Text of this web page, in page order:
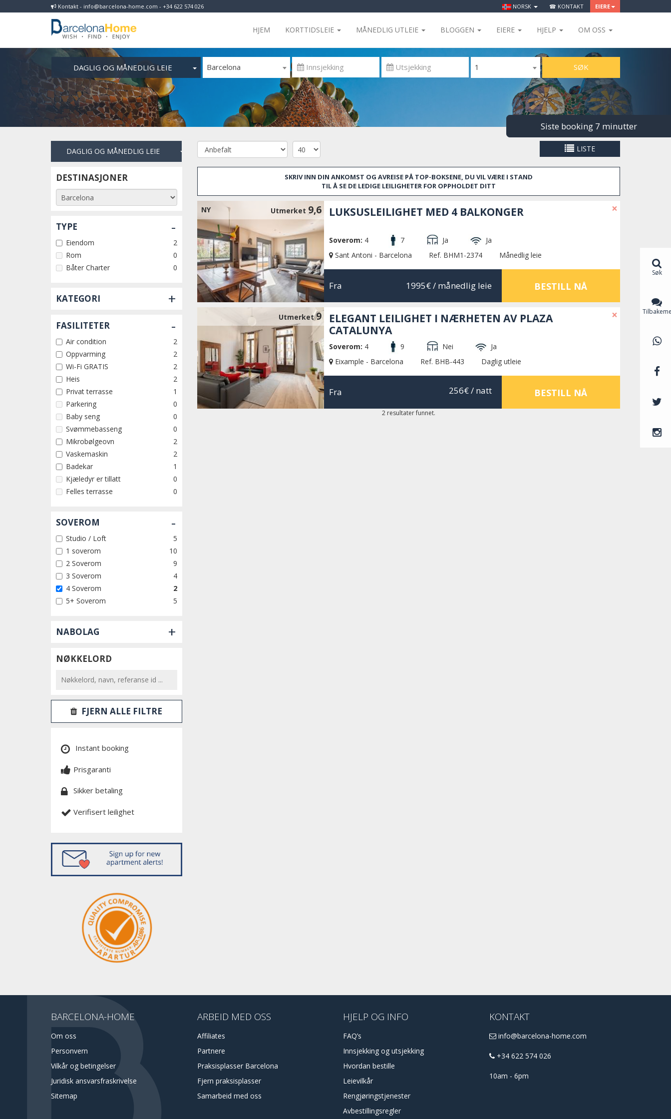
Kontakt - info@barcelona-home.com - +34 622 574 026 NORSK ☎ KONTAKT EIERE
HJEM KORTTIDSLEIE MÅNEDLIG UTLEIE BLOGGEN EIERE HJELP OM OSS
DAGLIG OG MÅNEDLIG LEIE Barcelona 1 SØK
DAGLIG OG MÅNEDLIG LEIE
DESTINASJONER
TYPE -
Eiendom
2
Rom
0
Båter Charter
0
KATEGORI +
FASILITETER -
Air condition
2
Oppvarming
2
Wi-Fi GRATIS
2
Heis
2
Privat terrasse
1
Parkering
0
Baby seng
0
Svømmebasseng
0
Mikrobølgeovn
2
Vaskemaskin
2
Badekar
1
Kjæledyr er tillatt
0
Felles terrasse
0
SOVEROM -
Studio / Loft
5
1 soverom
10
2 Soverom
9
3 Soverom
4
4 Soverom
2
5+ Soverom
5
NABOLAG +
NØKKELORD
FJERN ALLE FILTRE
Instant booking
Prisgaranti
Sikker betaling
Verifisert leilighet
LISTE
SKRIV INN DIN ANKOMST OG AVREISE PÅ TOP-BOKSENE, DU VIL VÆRE I STAND
TIL Å SE DE LEDIGE LEILIGHETER FOR OPPHOLDET DITT
NY Utmerket 9,6 ×
LUKSUSLEILIGHET MED 4 BALKONGER
Soverom: 4 7 Ja
Ja
Sant Antoni - Barcelona
Ref. BHM1-2374 Månedlig leie
Fra 1995€/ månedlig leie BESTILL NÅ
Utmerket9 ×
ELEGANT LEILIGHET I NÆRHETEN AV PLAZA
CATALUNYA
Soverom: 4 9 Nei
Ja
Eixample - Barcelona
Ref. BHB-443 Daglig utleie
Fra 256€/ natt BESTILL NÅ
2 resultater funnet.
Siste booking 7 minutter
BARCELONA-HOME
Om oss
Personvern
Vilkår og betingelser
Juridisk ansvarsfraskrivelse
Sitemap
ARBEID MED OSS
Affiliates
Partnere
Praksisplasser Barcelona
Fjern praksisplasser
Samarbeid med oss
HJELP OG INFO
FAQ’s
Innsjekking og utsjekking
Hvordan bestille
Leievilkår
Rengjøringstjenester
Avbestillingsregler
KONTAKT
info@barcelona-home.com
+34 622 574 026
10am - 6pm
Søk